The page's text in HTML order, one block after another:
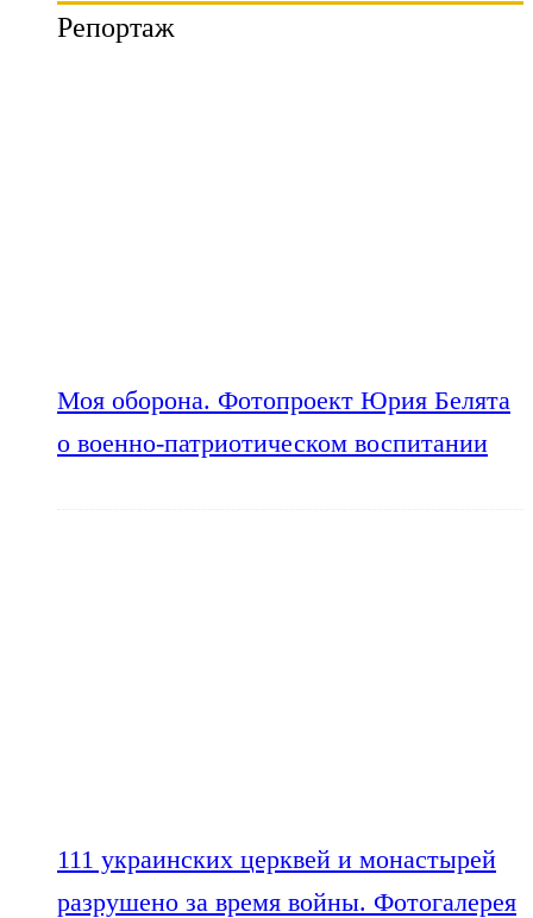
Репортаж
Моя оборона. Фотопроект Юрия Белята
о военно-патриотическом воспитании
111 украинских церквей и монастырей
разрушено за время войны. Фотогалерея